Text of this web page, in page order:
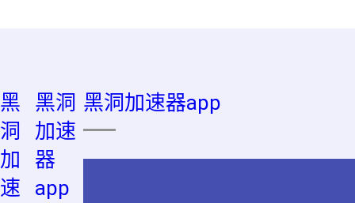
黑
洞
加
速
黑洞
加速
器
app
黑洞加速器app